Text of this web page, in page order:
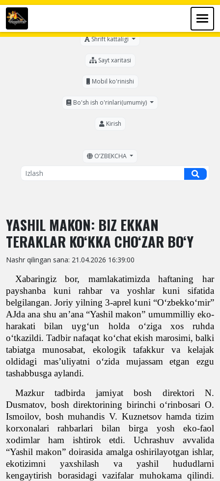
Shrift kattaligi
Sayt xaritasi
Mobil ko'rinishi
Bo'sh ish o'rinlari(umumiy)
Kirish
OʼZBEKCHA
YASHIL MAKON: BIZ EKKAN
TERAKLAR KO‘KKA CHO‘ZAR BO‘Y
Nashr qilingan sana: 21.04.2026 16:39:00
Xabaringiz bor, mamlakatimizda haftaning har
payshanba kuni rahbar va yoshlar kuni sifatida
belgilangan. Joriy yilning 3-aprel kuni “Oʻzbekkoʻmir”
AJda ana shu an’ana “Yashil makon” umummilliy eko-
harakati bilan uyg‘un holda o‘ziga xos ruhda
o‘tkazildi. Tadbir nafaqat ko‘chat ekish marosimi, balki
tabiatga munosabat, ekologik tafakkur va kelajak
oldidagi mas’uliyatni o‘zida mujassam etgan ezgu
tashabbusga aylandi.
Mazkur tadbirda jamiyat bosh direktori N.
Dusmatov, bosh direktorining birinchi o‘rinbosari O.
Ismoilov, bosh muhandis V. Kuznetsov hamda tizim
korxonalari rahbarlari bilan birga yosh eko-faol
xodimlar ham ishtirok etdi. Uchrashuv avvalida
“Yashil makon”doirasida amalga oshirilayotgan ishlar,
ekotizimni yaxshilash va yashil hududlarni
kengaytirish borasidagi vazifalar muhokama qilindi.